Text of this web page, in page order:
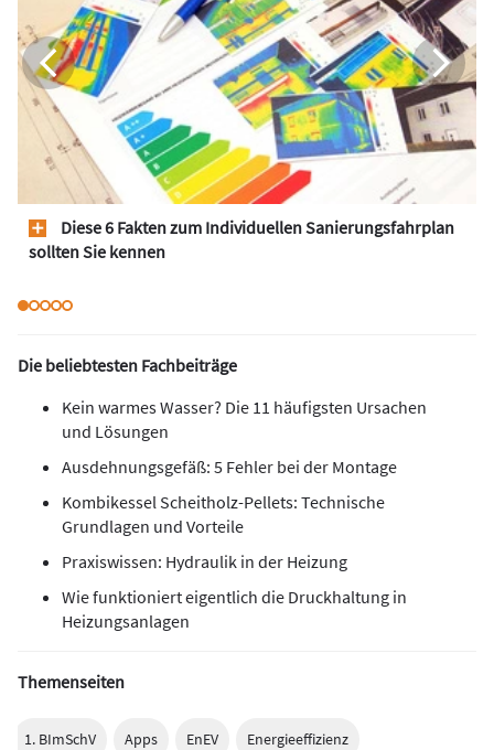
Diese 6 Fakten zum Individuellen Sanierungsfahrplan
sollten Sie kennen
Die beliebtesten Fachbeiträge
Kein warmes Wasser? Die 11 häufigsten Ursachen
und Lösungen
Ausdehnungsgefäß: 5 Fehler bei der Montage
Kombikessel Scheitholz-Pellets: Technische
Grundlagen und Vorteile
Praxiswissen: Hydraulik in der Heizung
Wie funktioniert eigentlich die Druckhaltung in
Heizungsanlagen
Themenseiten
1. BImSchV Apps EnEV Energieeffizienz